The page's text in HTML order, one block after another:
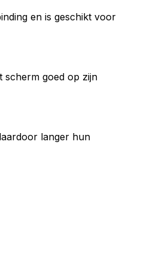
en is geschikt voor
scherm goed op zijn
langer hun